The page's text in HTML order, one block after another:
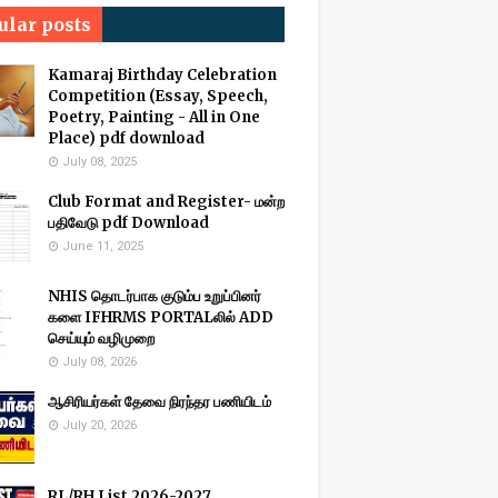
posts
Kamaraj Birthday Celebration
Competition (Essay, Speech,
Poetry, Painting - All in One
Place) pdf download
July 08, 2025
Club Format and Register- மன்ற
பதிவேடு pdf Download
June 11, 2025
NHIS தொடர்பாக குடும்ப உறுப்பினர்
களை IFHRMS PORTALலில் ADD
செய்யும் வழிமுறை
July 08, 2026
ஆசிரியர்கள் தேவை நிரந்தர பணியிடம்
July 20, 2026